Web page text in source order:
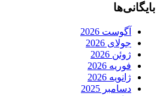
بایگانی‌ها
آگوست 2026
جولای 2026
ژوئن 2026
فوریه 2026
ژانویه 2026
دسامبر 2025